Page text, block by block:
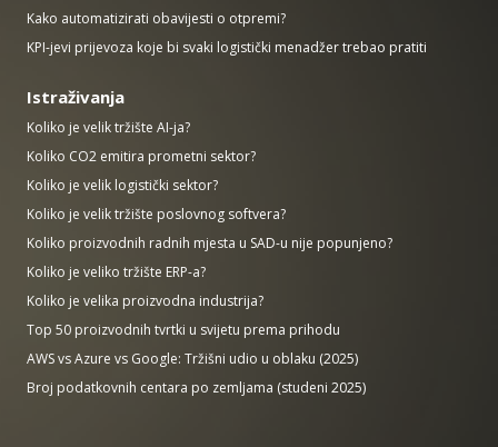
Kako automatizirati obavijesti o otpremi?
KPI-jevi prijevoza koje bi svaki logistički menadžer trebao pratiti
Istraživanja
Koliko je velik tržište AI-ja?
Koliko CO2 emitira prometni sektor?
Koliko je velik logistički sektor?
Koliko je velik tržište poslovnog softvera?
Koliko proizvodnih radnih mjesta u SAD-u nije popunjeno?
Koliko je veliko tržište ERP-a?
Koliko je velika proizvodna industrija?
Top 50 proizvodnih tvrtki u svijetu prema prihodu
AWS vs Azure vs Google: Tržišni udio u oblaku (2025)
Broj podatkovnih centara po zemljama (studeni 2025)